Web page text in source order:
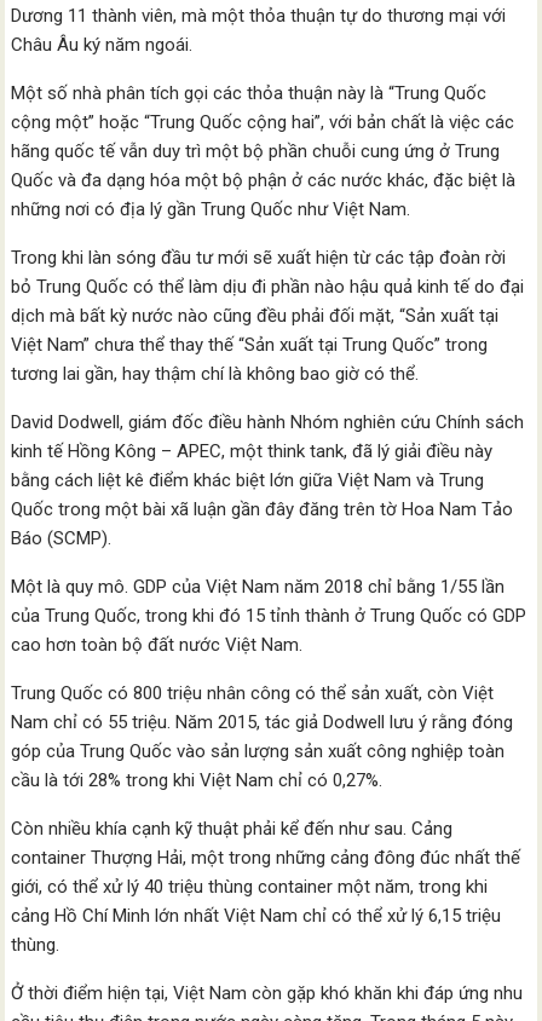
Dương 11 thành viên, mà một thỏa thuận tự do thương mại với
Châu Âu ký năm ngoái.
Một số nhà phân tích gọi các thỏa thuận này là “Trung Quốc
cộng một” hoặc “Trung Quốc cộng hai”, với bản chất là việc các
hãng quốc tế vẫn duy trì một bộ phần chuỗi cung ứng ở Trung
Quốc và đa dạng hóa một bộ phận ở các nước khác, đặc biệt là
những nơi có địa lý gần Trung Quốc như Việt Nam.
Trong khi làn sóng đầu tư mới sẽ xuất hiện từ các tập đoàn rời
bỏ Trung Quốc có thể làm dịu đi phần nào hậu quả kinh tế do đại
dịch mà bất kỳ nước nào cũng đều phải đối mặt, “Sản xuất tại
Việt Nam” chưa thể thay thế “Sản xuất tại Trung Quốc” trong
tương lai gần, hay thậm chí là không bao giờ có thể.
David Dodwell, giám đốc điều hành Nhóm nghiên cứu Chính sách
kinh tế Hồng Kông – APEC, một think tank, đã lý giải điều này
bằng cách liệt kê điểm khác biệt lớn giữa Việt Nam và Trung
Quốc trong một bài xã luận gần đây đăng trên tờ Hoa Nam Tảo
Báo (SCMP).
Một là quy mô. GDP của Việt Nam năm 2018 chỉ bằng 1/55 lần
của Trung Quốc, trong khi đó 15 tỉnh thành ở Trung Quốc có GDP
cao hơn toàn bộ đất nước Việt Nam.
Trung Quốc có 800 triệu nhân công có thể sản xuất, còn Việt
Nam chỉ có 55 triệu. Năm 2015, tác giả Dodwell lưu ý rằng đóng
góp của Trung Quốc vào sản lượng sản xuất công nghiệp toàn
cầu là tới 28% trong khi Việt Nam chỉ có 0,27%.
Còn nhiều khía cạnh kỹ thuật phải kể đến như sau. Cảng
container Thượng Hải, một trong những cảng đông đúc nhất thế
giới, có thể xử lý 40 triệu thùng container một năm, trong khi
cảng Hồ Chí Minh lớn nhất Việt Nam chỉ có thể xử lý 6,15 triệu
thùng.
Ở thời điểm hiện tại, Việt Nam còn gặp khó khăn khi đáp ứng nhu